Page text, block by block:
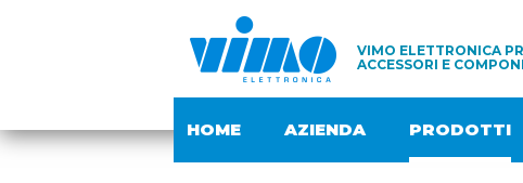
VIMO ELETTRONICA
ACCESSORI E
HOME AZIENDA PRODOTTI